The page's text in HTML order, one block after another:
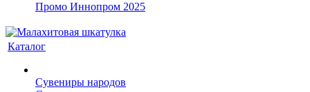
Промо Иннопром 2025
Каталог
Сувениры народов